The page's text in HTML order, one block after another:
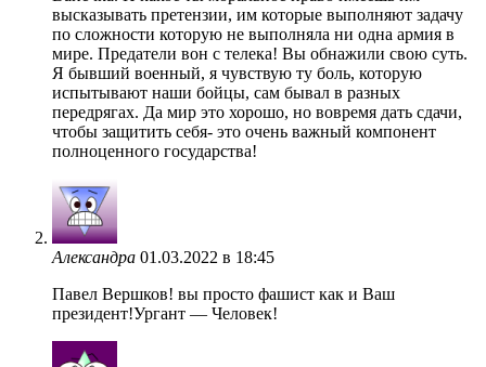
высказывать претензии, им которые выполняют задачу
по сложности которую не выполняла ни одна армия в
мире. Предатели вон с телека! Вы обнажили свою суть.
Я бывший военный, я чувствую ту боль, которую
испытывают наши бойцы, сам бывал в разных
передрягах. Да мир это хорошо, но вовремя дать сдачи,
чтобы защитить себя- это очень важный компонент
полноценного государства!
Александра 01.03.2022 в 18:45
Павел Вершков! вы просто фашист как и Ваш
президент!Ургант — Человек!